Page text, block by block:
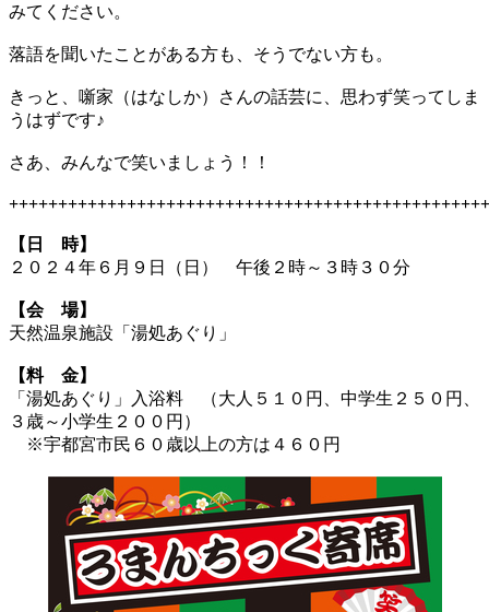
みてください。
落語を聞いたことがある方も、そうでない方も。
きっと、噺家（はなしか）さんの話芸に、思わず笑ってしま
うはずです♪
さあ、みんなで笑いましょう！！
【日 時】
２０２４年６月９日（日） 午後２時～３時３０分
【会 場】
天然温泉施設「湯処あぐり」
【料 金】
「湯処あぐり」入浴料 （大人５１０円、中学生２５０円、
３歳～小学生２００円）
※宇都宮市民６０歳以上の方は４６０円